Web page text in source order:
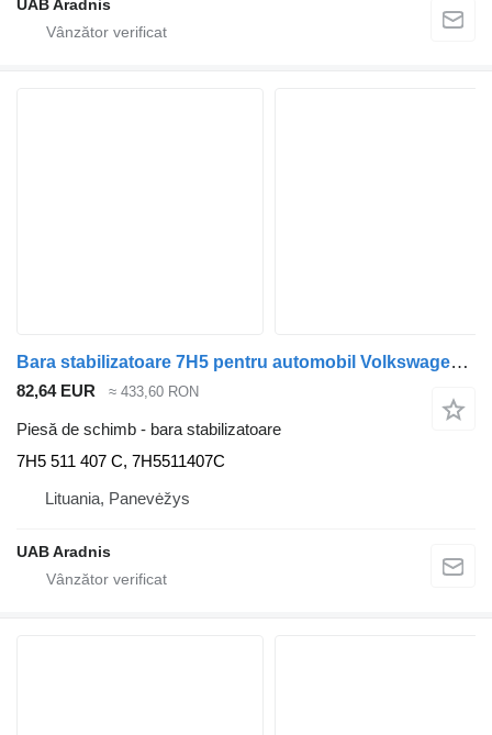
UAB Aradnis
Bara stabilizatoare 7H5 pentru automobil Volkswagen TRANSPORTER V (T5) Minibus / passenger
82,64 EUR ≈ 433,60 RON
Piesă de schimb - bara stabilizatoare
7H5 511 407 C, 7H5511407C
Lituania, Panevėžys
UAB Aradnis